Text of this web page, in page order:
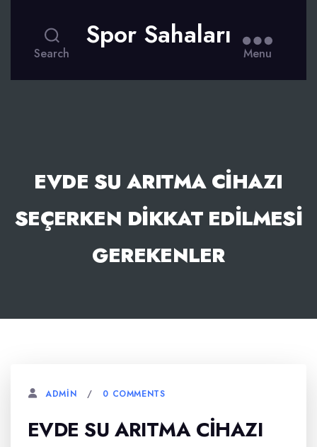
Search
Spor Sahaları
Menu
EVDE SU ARITMA CIHAZI
SEÇERKEN DIKKAT EDILMESI
GEREKENLER
ADMIN 0 COMMENTS
EVDE SU ARITMA CIHAZI